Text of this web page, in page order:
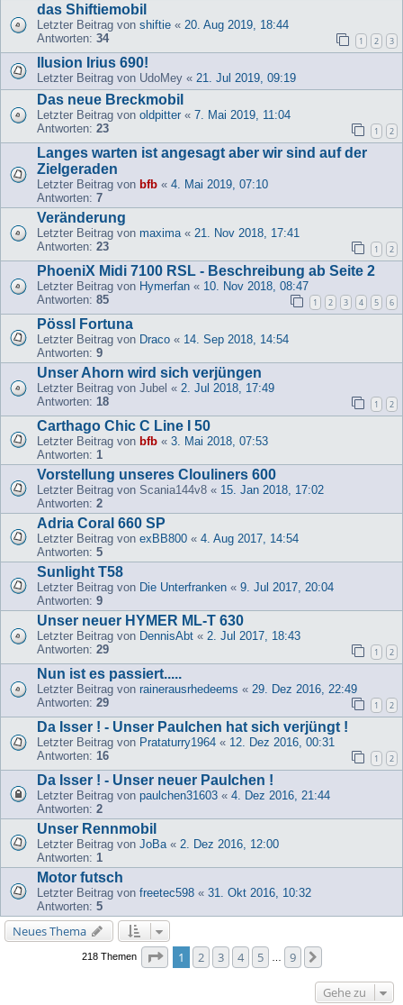
das Shiftiemobil
Letzter Beitrag von shiftie « 20. Aug 2019, 18:44
Antworten: 34 1 2 3
Ilusion Irius 690!
Letzter Beitrag von UdoMey « 21. Jul 2019, 09:19
Das neue Breckmobil
Letzter Beitrag von oldpitter « 7. Mai 2019, 11:04
Antworten: 23 1 2
Langes warten ist angesagt aber wir sind auf der
Zielgeraden
Letzter Beitrag von bfb « 4. Mai 2019, 07:10
Antworten: 7
Veränderung
Letzter Beitrag von maxima « 21. Nov 2018, 17:41
Antworten: 23 1 2
PhoeniX Midi 7100 RSL - Beschreibung ab Seite 2
Letzter Beitrag von Hymerfan « 10. Nov 2018, 08:47
Antworten: 85 1 2 3 4 5 6
Pössl Fortuna
Letzter Beitrag von Draco « 14. Sep 2018, 14:54
Antworten: 9
Unser Ahorn wird sich verjüngen
Letzter Beitrag von Jubel « 2. Jul 2018, 17:49
Antworten: 18 1 2
Carthago Chic C Line I 50
Letzter Beitrag von bfb « 3. Mai 2018, 07:53
Antworten: 1
Vorstellung unseres Clouliners 600
Letzter Beitrag von Scania144v8 « 15. Jan 2018, 17:02
Antworten: 2
Adria Coral 660 SP
Letzter Beitrag von exBB800 « 4. Aug 2017, 14:54
Antworten: 5
Sunlight T58
Letzter Beitrag von Die Unterfranken « 9. Jul 2017, 20:04
Antworten: 9
Unser neuer HYMER ML-T 630
Letzter Beitrag von DennisAbt « 2. Jul 2017, 18:43
Antworten: 29 1 2
Nun ist es passiert.....
Letzter Beitrag von rainerausrhedeems « 29. Dez 2016, 22:49
Antworten: 29 1 2
Da Isser ! - Unser Paulchen hat sich verjüngt !
Letzter Beitrag von Prataturry1964 « 12. Dez 2016, 00:31
Antworten: 16 1 2
Da Isser ! - Unser neuer Paulchen !
Letzter Beitrag von paulchen31603 « 4. Dez 2016, 21:44
Antworten: 2
Unser Rennmobil
Letzter Beitrag von JoBa « 2. Dez 2016, 12:00
Antworten: 1
Motor futsch
Letzter Beitrag von freetec598 « 31. Okt 2016, 10:32
Antworten: 5
Neues Thema
218 Themen Seite von
1 2 3 4 5 9
Gehe zu